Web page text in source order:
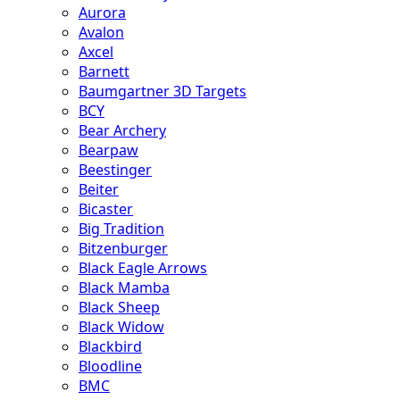
Aurora
Avalon
Axcel
Barnett
Baumgartner 3D Targets
BCY
Bear Archery
Bearpaw
Beestinger
Beiter
Bicaster
Big Tradition
Bitzenburger
Black Eagle Arrows
Black Mamba
Black Sheep
Black Widow
Blackbird
Bloodline
BMC